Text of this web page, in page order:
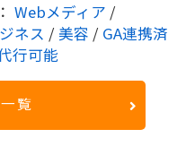
Webメディア /
ネス / 美容 / GA連携済
行可能
覧